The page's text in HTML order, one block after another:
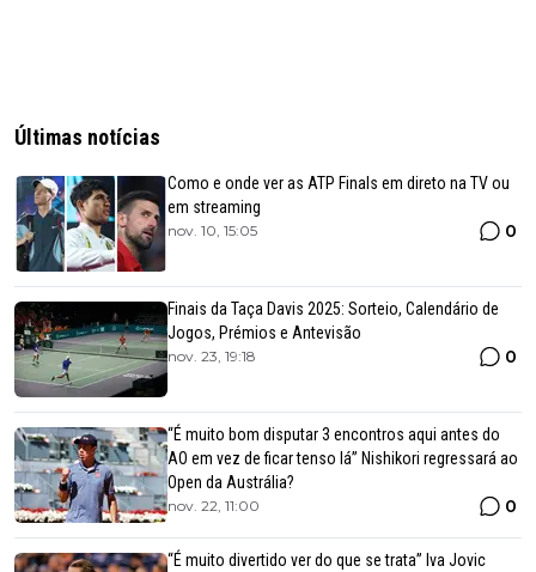
Últimas notícias
Como e onde ver as ATP Finals em direto na TV ou
em streaming
nov. 10, 15:05 0
Finais da Taça Davis 2025: Sorteio, Calendário de
Jogos, Prémios e Antevisão
nov. 23, 19:18 0
“É muito bom disputar 3 encontros aqui antes do
AO em vez de ficar tenso lá” Nishikori regressará ao
Open da Austrália?
nov. 22, 11:00 0
“É muito divertido ver do que se trata” Iva Jovic